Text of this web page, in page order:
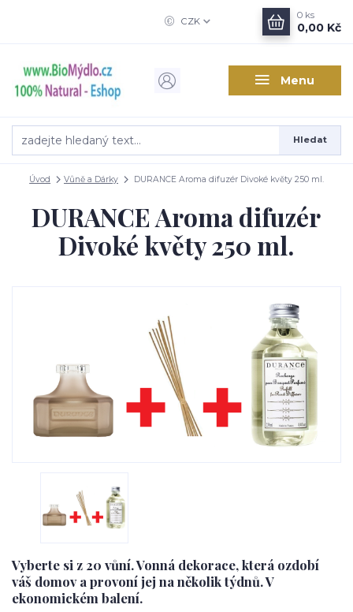
Menu
CZK
Hledat
0 ks
0,00 Kč
Úvod Vůně a Dárky DURANCE Aroma difuzér Divoké květy 250 ml.
DURANCE Aroma difuzér
Divoké květy 250 ml.
Vyberte si z 20 vůní. Vonná dekorace, která ozdobí
váš domov a provoní jej na několik týdnů. V
ekonomickém balení.